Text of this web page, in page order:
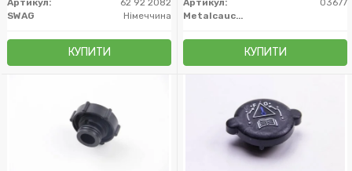
SWAG
Німеччина
КУПИТИ
Metalcaucho
КУПИТИ